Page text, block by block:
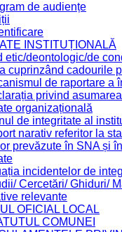
de audiențe
INSTITUȚIONALĂ
etic/deontologic/de
cuprinzând cadourile
de raportare a
privind
organizațională
de integritate al
narativ referitor la
prevăzute în SNA și
incidentelor de
Cercetări/ Ghiduri/
relevante
OFICIAL LOCAL
COMUNEI